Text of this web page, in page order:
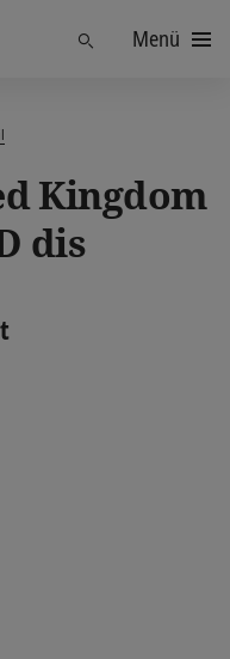
FindenMenü
Kingdom
dis